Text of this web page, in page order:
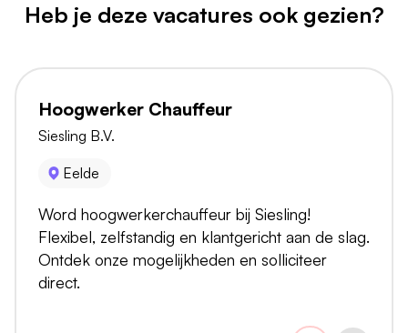
Heb je deze vacatures ook gezien?
Hoogwerker Chauffeur
Siesling B.V.
Eelde
Word hoogwerkerchauffeur bij Siesling!
Flexibel, zelfstandig en klantgericht aan de slag.
Ontdek onze mogelijkheden en solliciteer
direct.